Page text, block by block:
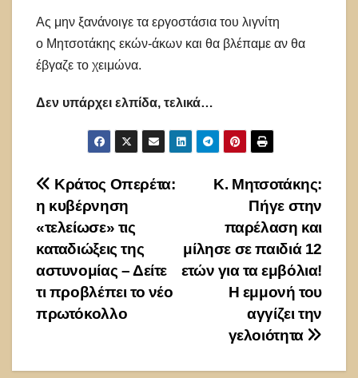
Ας μην ξανάνοιγε τα εργοστάσια του λιγνίτη
ο Μητσοτάκης εκών-άκων και θα βλέπαμε αν θα
έβγαζε το χειμώνα.
Δεν υπάρχει ελπίδα, τελικά…
Πλοήγηση
άρθρων
Κ. Μητσοτάκης:
Πήγε στην
παρέλαση και
μίλησε σε παιδιά 12
ετών για τα εμβόλια!
Η εμμονή του
αγγίζει την
γελοιότητα
Κράτος Οπερέτα:
η κυβέρνηση
«τελείωσε» τις
καταδιώξεις της
αστυνομίας – Δείτε
τι προβλέπει το νέο
πρωτόκολλο